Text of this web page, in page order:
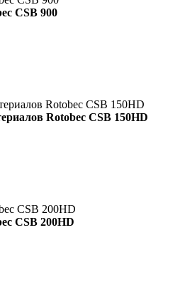
CSB 900
Rotobec CSB 150HD
CSB 200HD